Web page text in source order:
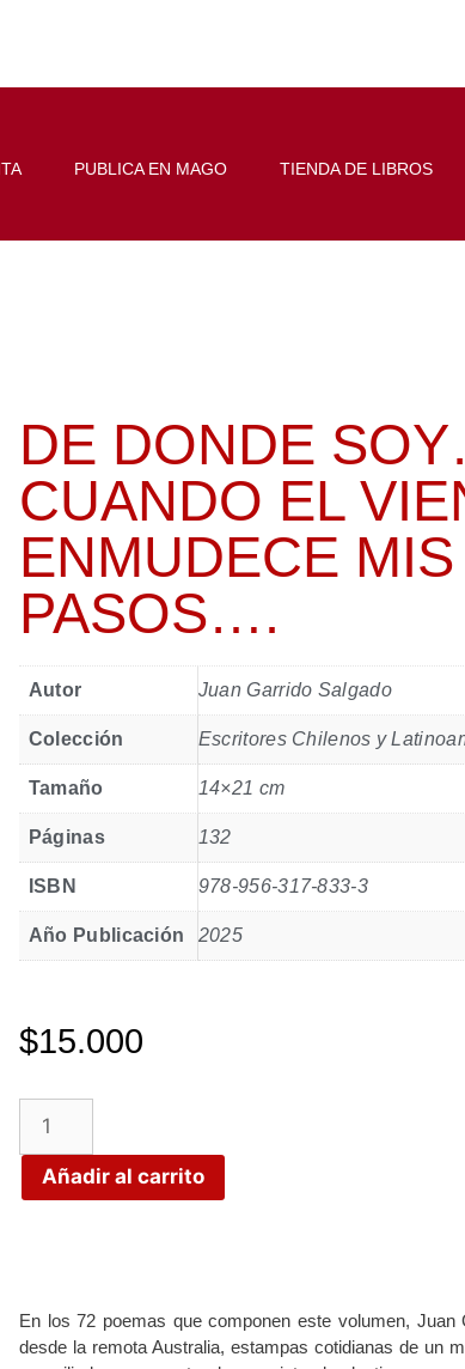
PUBLICA EN MAGO TIENDA DE LIBROS
DE DONDE
CUANDO EL
ENMUDECE MIS
PASOS….
Autor Juan Garrido Salgado
Colección Escritores Chilenos y
Tamaño 14×21 cm
Páginas 132
ISBN 978-956-317-833-3
Año Publicación 2025
$15.000
Añadir al carrito
En los 72 poemas que componen este volumen, Juan
desde la remota Australia, estampas cotidianas de un